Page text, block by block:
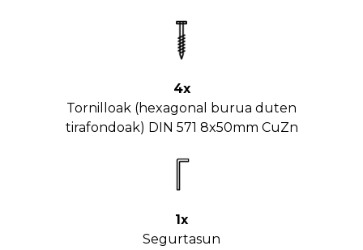
4x
Tornilloak (hexagonal burua duten
tirafondoak) DIN 571 8x50mm CuZn
1x
Segurtasun